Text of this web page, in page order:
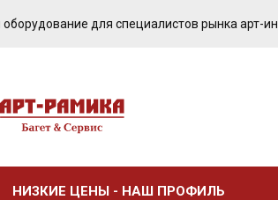
для специалистов рынка арт-
НИЗКИЕ ЦЕНЫ - НАШ ПРОФИЛЬ